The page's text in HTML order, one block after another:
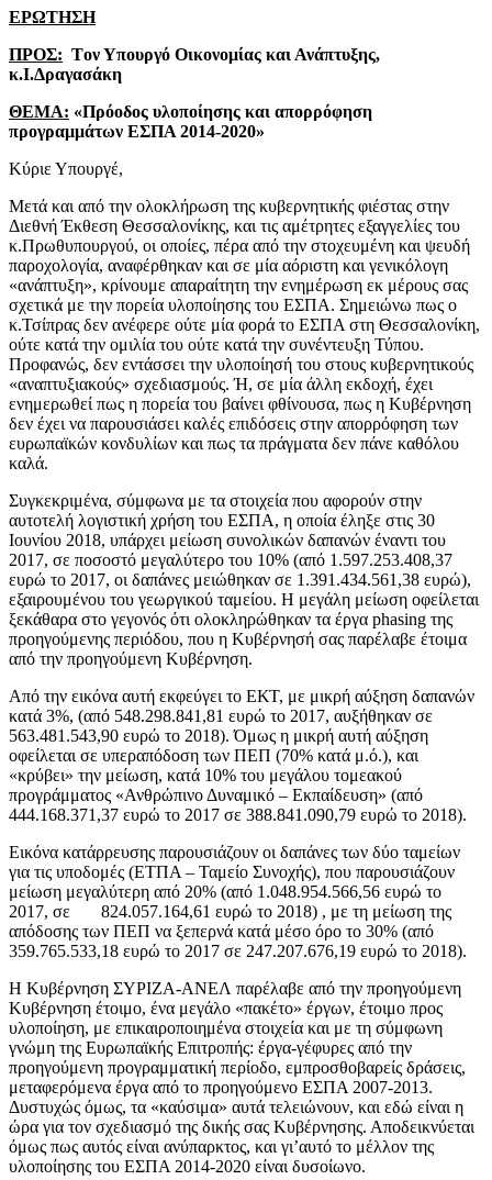
ΕΡΩΤΗΣΗ
ΠΡΟΣ: Tον Υπουργό Οικονομίας και Ανάπτυξης,
κ.Ι.Δραγασάκη
ΘΕΜΑ: «Πρόοδος υλοποίησης και απορρόφηση
προγραμμάτων ΕΣΠΑ 2014-2020»
Κύριε Υπουργέ,
Μετά και από την ολοκλήρωση της κυβερνητικής φιέστας στην
Διεθνή Έκθεση Θεσσαλονίκης, και τις αμέτρητες εξαγγελίες του
κ.Πρωθυπουργού, οι οποίες, πέρα από την στοχευμένη και ψευδή
παροχολογία, αναφέρθηκαν και σε μία αόριστη και γενικόλογη
«ανάπτυξη», κρίνουμε απαραίτητη την ενημέρωση εκ μέρους σας
σχετικά με την πορεία υλοποίησης του ΕΣΠΑ. Σημειώνω πως ο
κ.Τσίπρας δεν ανέφερε ούτε μία φορά το ΕΣΠΑ στη Θεσσαλονίκη,
ούτε κατά την ομιλία του ούτε κατά την συνέντευξη Τύπου.
Προφανώς, δεν εντάσσει την υλοποίησή του στους κυβερνητικούς
«αναπτυξιακούς» σχεδιασμούς. Ή, σε μία άλλη εκδοχή, έχει
ενημερωθεί πως η πορεία του βαίνει φθίνουσα, πως η Κυβέρνηση
δεν έχει να παρουσιάσει καλές επιδόσεις στην απορρόφηση των
ευρωπαϊκών κονδυλίων και πως τα πράγματα δεν πάνε καθόλου
καλά.
Συγκεκριμένα, σύμφωνα με τα στοιχεία που αφορούν στην
αυτοτελή λογιστική χρήση του ΕΣΠΑ, η οποία έληξε στις 30
Ιουνίου 2018, υπάρχει μείωση συνολικών δαπανών έναντι του
2017, σε ποσοστό μεγαλύτερο του 10% (από 1.597.253.408,37
ευρώ το 2017, οι δαπάνες μειώθηκαν σε 1.391.434.561,38 ευρώ),
εξαιρουμένου του γεωργικού ταμείου. Η μεγάλη μείωση οφείλεται
ξεκάθαρα στο γεγονός ότι ολοκληρώθηκαν τα έργα phasing της
προηγούμενης περιόδου, που η Κυβέρνησή σας παρέλαβε έτοιμα
από την προηγούμενη Κυβέρνηση.
Από την εικόνα αυτή εκφεύγει το ΕΚΤ, με μικρή αύξηση δαπανών
κατά 3%, (από 548.298.841,81 ευρώ το 2017, αυξήθηκαν σε
563.481.543,90 ευρώ το 2018). Όμως η μικρή αυτή αύξηση
οφείλεται σε υπεραπόδοση των ΠΕΠ (70% κατά μ.ό.), και
«κρύβει» την μείωση, κατά 10% του μεγάλου τομεακού
προγράμματος «Ανθρώπινο Δυναμικό – Εκπαίδευση» (από
444.168.371,37 ευρώ το 2017 σε 388.841.090,79 ευρώ το 2018).
Εικόνα κατάρρευσης παρουσιάζουν οι δαπάνες των δύο ταμείων
για τις υποδομές (ΕΤΠΑ – Ταμείο Συνοχής), που παρουσιάζουν
μείωση μεγαλύτερη από 20% (από 1.048.954.566,56 ευρώ το
2017, σε 824.057.164,61 ευρώ το 2018) , με τη μείωση της
απόδοσης των ΠΕΠ να ξεπερνά κατά μέσο όρο το 30% (από
359.765.533,18 ευρώ το 2017 σε 247.207.676,19 ευρώ το 2018).
Η Κυβέρνηση ΣΥΡΙΖΑ-ΑΝΕΛ παρέλαβε από την προηγούμενη
Κυβέρνηση έτοιμο, ένα μεγάλο «πακέτο» έργων, έτοιμο προς
υλοποίηση, με επικαιροποιημένα στοιχεία και με τη σύμφωνη
γνώμη της Ευρωπαϊκής Επιτροπής: έργα-γέφυρες από την
προηγούμενη προγραμματική περίοδο, εμπροσθοβαρείς δράσεις,
μεταφερόμενα έργα από το προηγούμενο ΕΣΠΑ 2007-2013.
Δυστυχώς όμως, τα «καύσιμα» αυτά τελειώνουν, και εδώ είναι η
ώρα για τον σχεδιασμό της δικής σας Κυβέρνησης. Αποδεικνύεται
όμως πως αυτός είναι ανύπαρκτος, και γι’αυτό το μέλλον της
υλοποίησης του ΕΣΠΑ 2014-2020 είναι δυσοίωνο.